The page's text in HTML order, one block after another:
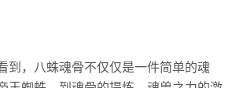
到，八蛛魂骨不仅仅是一件简单的魂